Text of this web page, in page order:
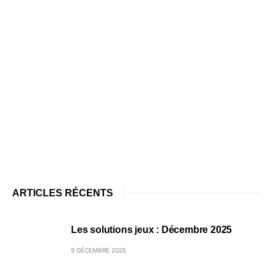
ARTICLES RÉCENTS
Les solutions jeux : Décembre 2025
9 DÉCEMBRE 2025